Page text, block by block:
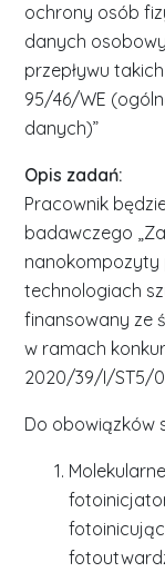
ochrony osób
danych
przepływu
95/46/WE
danych)”
Opis zadań:
Pracownik
badawczego
nanokompozyty
technologiach
finansowany ze
w ramach
2020/39/I/ST5/
Do obowiązków